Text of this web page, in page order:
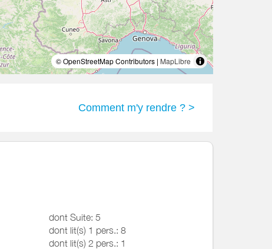
© OpenStreetMap Contributors | MapLibre
Comment m'y rendre ? >
dont Suite: 5
dont lit(s) 1 pers.: 8
dont lit(s) 2 pers.: 1